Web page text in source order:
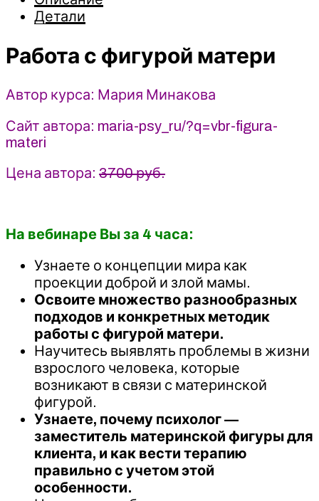
матери
Мария
Детали
Работа с фигурой матери
Автор курса: Мария Минакова
Сайт автора: maria-psy_ru/?q=vbr-figura-
materi
Цена автора: 3700 руб.
На вебинаре Вы за 4 часа:
Узнаете о концепции мира как
проекции доброй и злой мамы.
Освоите множество разнообразных
подходов и конкретных методик
работы с фигурой матери.
Научитесь выявлять проблемы в жизни
взрослого человека, которые
возникают в связи с материнской
фигурой.
Узнаете, почему психолог —
заместитель материнской фигуры для
клиента, и как вести терапию
правильно с учетом этой
особенности.